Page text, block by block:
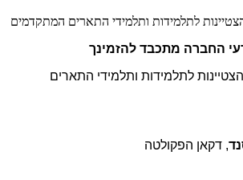
החברה מתכבד להזמינך
לתלמידות ותלמידי התארים
, דקאן הפקולטה